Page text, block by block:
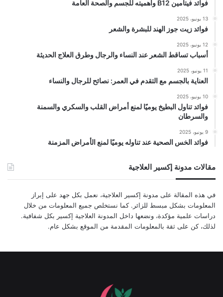
فوائد فيتامين B12 وأهميته للجسم والصحة العامة
13 يونيو، 2025
فوائد زيت جوز الهند للبشرة والشعر
12 يونيو، 2025
أسباب تساقط الشعر عند النساء والرجال وطرق العلاج الحديثة
11 يونيو، 2025
العناية بالجسم مع التقدم في العمر: نصائح للرجال والنساء
10 يونيو، 2025
فوائد تناول البطيخ يوميًا لمنع أمراض القلب والسكري والسمنة
والسرطان
9 يونيو، 2025
فوائد الخس الصحية عند تناوله يوميًا لمنع الأمراض المزمنة
مقالات مدونة إكسير العلاجية
في هذه المقالة على مدونة إكسير العلاجية، نعمل بكل جهد على إبراز
المعلومات بشكل مبسط للزائر. كما نستخلص جميع المعلومات من خلال
دراسات علمية مؤكدة، ونضعها داخل المدونة العلاجية إكسير بكل شفافية.
لذلك، كن على ثقة بالمعلومات المقدمة من الموقع بشكل عام.